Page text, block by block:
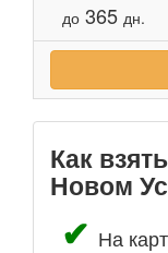
до 365 дн.
Как
Новом
На